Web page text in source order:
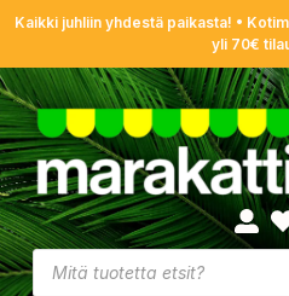
Kaikki juhliin yhdestä paikasta! •
yli 70€